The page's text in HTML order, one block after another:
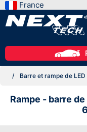
France
Barre et rampe de LED
Rampe - barre